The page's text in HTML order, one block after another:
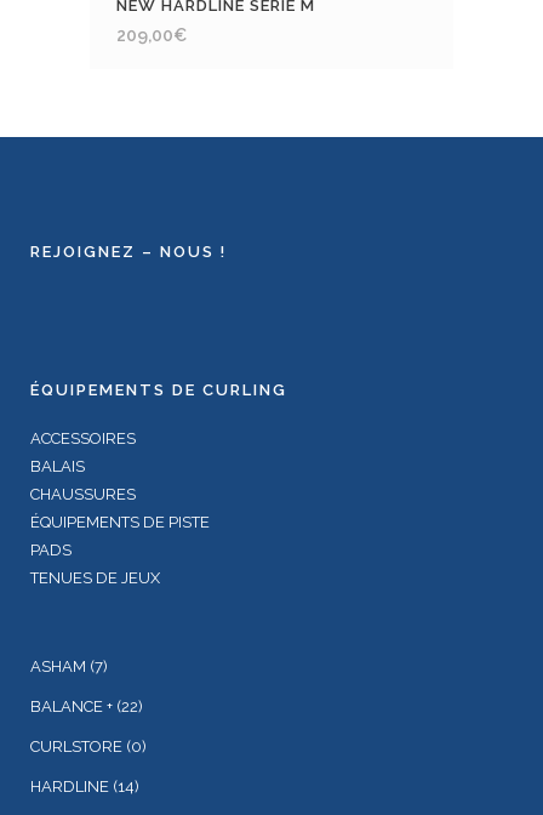
NEW HARDLINE SÉRIE M
209,00€
REJOIGNEZ – NOUS !
ÉQUIPEMENTS DE CURLING
ACCESSOIRES
BALAIS
CHAUSSURES
ÉQUIPEMENTS DE PISTE
PADS
TENUES DE JEUX
ASHAM (7)
BALANCE + (22)
CURLSTORE (0)
HARDLINE (14)